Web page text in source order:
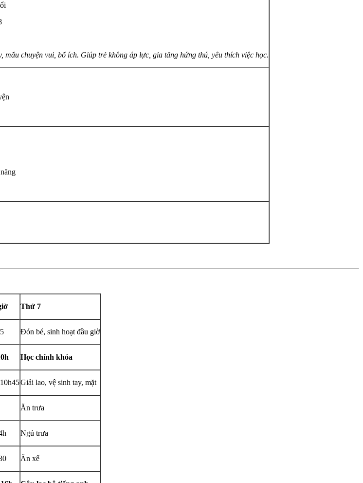
chuyện vui, bổ ích. Giúp trẻ không áp lực, gia tăng hứng thú, yêu thích việc học.
Thứ 7
Đón bé, sinh hoạt đầu giờ
Học chính khóa
Giải lao, vệ sinh tay, mặt
Ăn trưa
Ngủ trưa
Ăn xế